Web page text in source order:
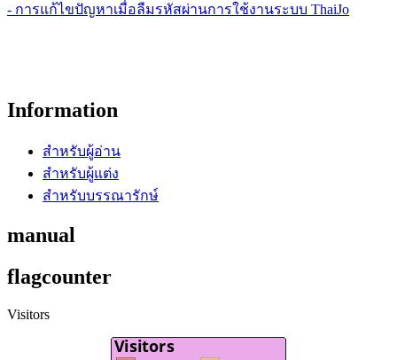
- การแก้ไขปัญหาเมื่อลืมรหัสผ่านการใช้งานระบบ ThaiJo
Information
สำหรับผู้อ่าน
สำหรับผู้แต่ง
สำหรับบรรณารักษ์
manual
flagcounter
Visitors